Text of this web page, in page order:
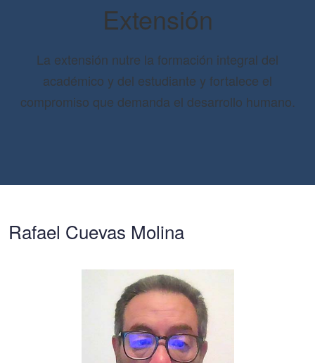
Extensión
La extensión nutre la formación integral del
académico y del estudiante y fortalece el
compromiso que demanda el desarrollo humano.
Rafael Cuevas Molina